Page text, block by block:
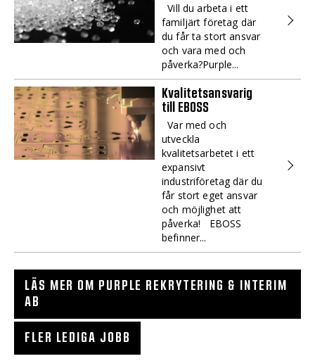
Vill du arbeta i ett
familjärt företag där
du får ta stort ansvar
och vara med och
påverka?Purple...
Kvalitetsansvarig
till EBOSS
Var med och
utveckla
kvalitetsarbetet i ett
expansivt
industriföretag där du
får stort eget ansvar
och möjlighet att
påverka! EBOSS
befinner...
LÄS MER OM PURPLE REKRYTERING & INTERIM
AB
FLER LEDIGA JOBB